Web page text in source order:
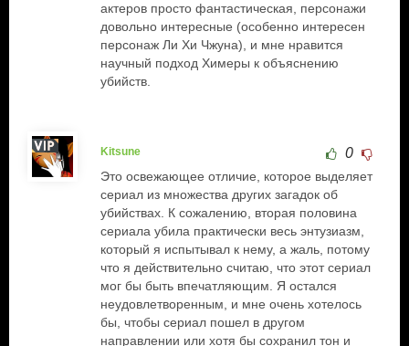
актеров просто фантастическая, персонажи
довольно интересные (особенно интересен
персонаж Ли Хи Чжуна), и мне нравится
научный подход Химеры к объяснению
убийств.
Kitsune 0
Это освежающее отличие, которое выделяет
сериал из множества других загадок об
убийствах. К сожалению, вторая половина
сериала убила практически весь энтузиазм,
который я испытывал к нему, а жаль, потому
что я действительно считаю, что этот сериал
мог бы быть впечатляющим. Я остался
неудовлетворенным, и мне очень хотелось
бы, чтобы сериал пошел в другом
направлении или хотя бы сохранил тон и